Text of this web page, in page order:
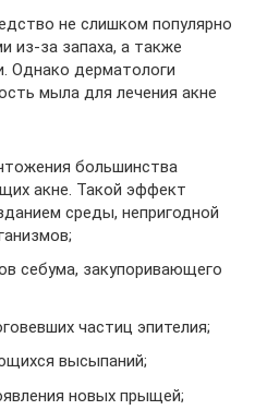
не слишком популярно
из-за запаха, а также
Однако дерматологи
мыла для лечения акне
большинства
акне. Такой эффект
среды, непригодной
себума, закупоривающего
частиц эпителия;
высыпаний;
новых прыщей;